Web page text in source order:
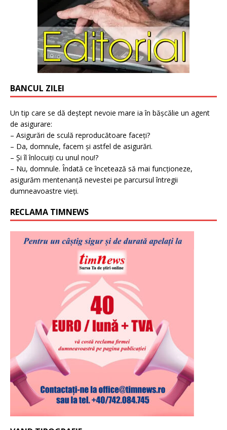
BANCUL ZILEI
Un tip care se dă deștept nevoie mare ia în bășcălie un agent
de asigurare:
– Asigurări de sculă reproducătoare faceți?
– Da, domnule, facem și astfel de asigurări.
– Și îl înlocuiți cu unul nou!?
– Nu, domnule. Îndată ce încetează să mai funcționeze,
asigurăm mentenanță nevestei pe parcursul întregii
dumneavoastre vieți.
RECLAMA TIMNEWS